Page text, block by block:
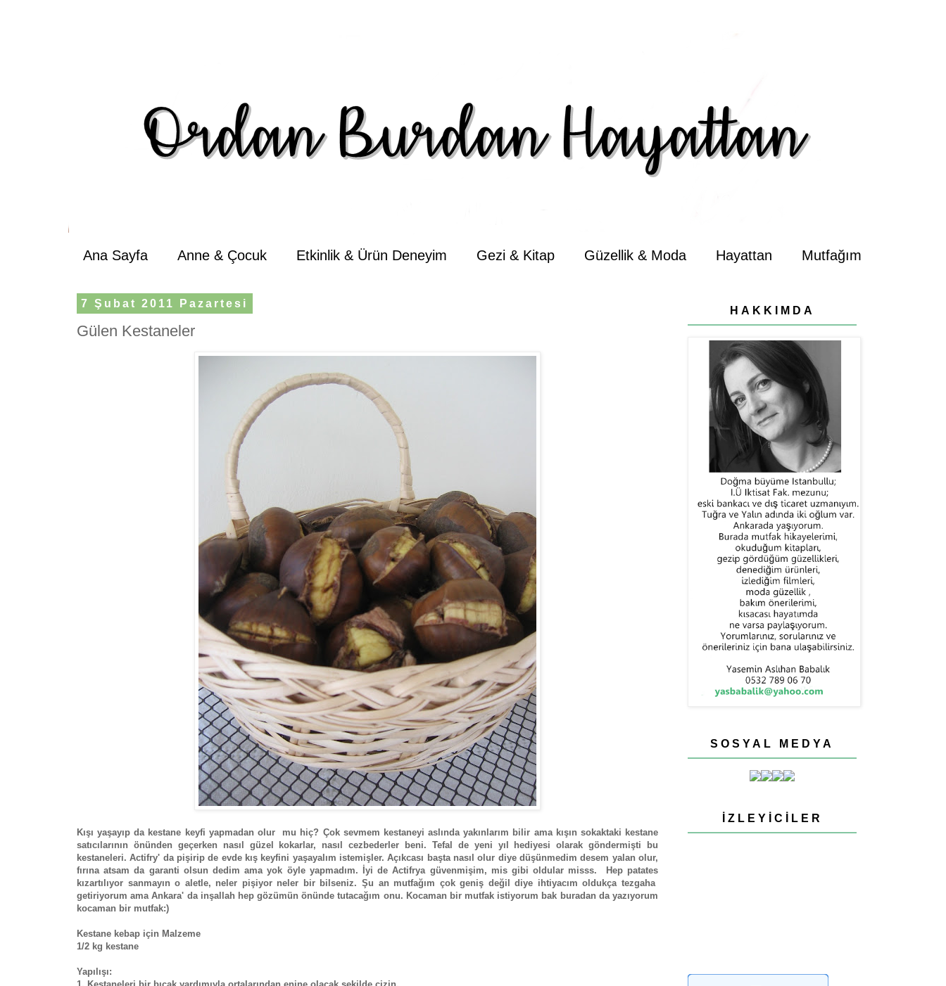
Ana Sayfa Anne & Çocuk Etkinlik & Ürün Deneyim Gezi & Kitap Güzellik & Moda Hayattan Mutfağım
7 Şubat 2011 Pazartesi
Gülen Kestaneler
Kışı yaşayıp da kestane keyfi yapmadan olur mu hiç? Çok sevmem kestaneyi aslında yakınlarım bilir ama kışın sokaktaki kestane
satıcılarının önünden geçerken nasıl güzel kokarlar, nasıl cezbederler beni. Tefal de yeni yıl hediyesi olarak göndermişti bu
kestaneleri. Actifry' da pişirip de evde kış keyfini yaşayalım istemişler. Açıkcası başta nasıl olur diye düşünmedim desem yalan olur,
fırına atsam da garanti olsun dedim ama yok öyle yapmadım. İyi de Actifrya güvenmişim, mis gibi oldular misss. Hep patates
kızartılıyor sanmayın o aletle, neler pişiyor neler bir bilseniz. Şu an mutfağım çok geniş değil diye ihtiyacım oldukça tezgaha
getiriyorum ama Ankara' da inşallah hep gözümün önünde tutacağım onu. Kocaman bir mutfak istiyorum bak buradan da yazıyorum
kocaman bir mutfak:)
Kestane kebap için Malzeme
1/2 kg kestane
Yapılışı:
HAKKIMDA
SOSYAL MEDYA
İZLEYICILER